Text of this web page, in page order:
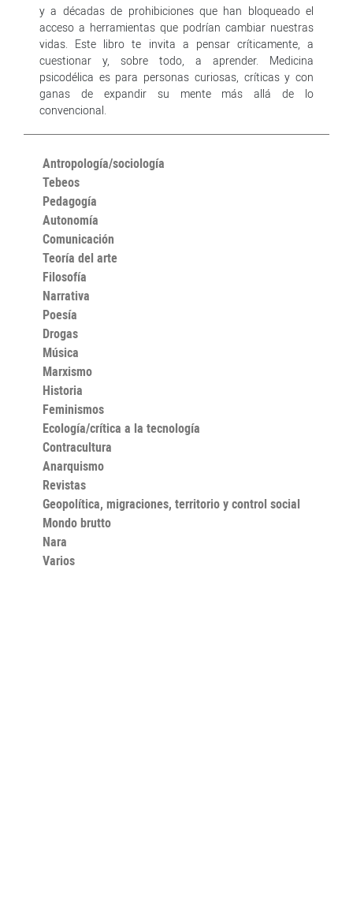
y a décadas de prohibiciones que han bloqueado el
acceso a herramientas que podrían cambiar nuestras
vidas. Este libro te invita a pensar críticamente, a
cuestionar y, sobre todo, a aprender. Medicina
psicodélica es para personas curiosas, críticas y con
ganas de expandir su mente más allá de lo
convencional.
Antropología/sociología
Tebeos
Pedagogía
Autonomía
Comunicación
Teoría del arte
Filosofía
Narrativa
Poesía
Drogas
Música
Marxismo
Historia
Feminismos
Ecología/crítica a la tecnología
Contracultura
Anarquismo
Revistas
Geopolítica, migraciones, territorio y control social
Mondo brutto
Nara
Varios